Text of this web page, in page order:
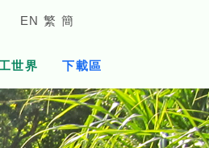
EN 繁 簡
世界 下載區